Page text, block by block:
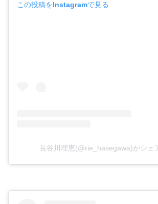
この投稿をInstagramで見る
長谷川理恵(@rie_hasegawa)がシェ